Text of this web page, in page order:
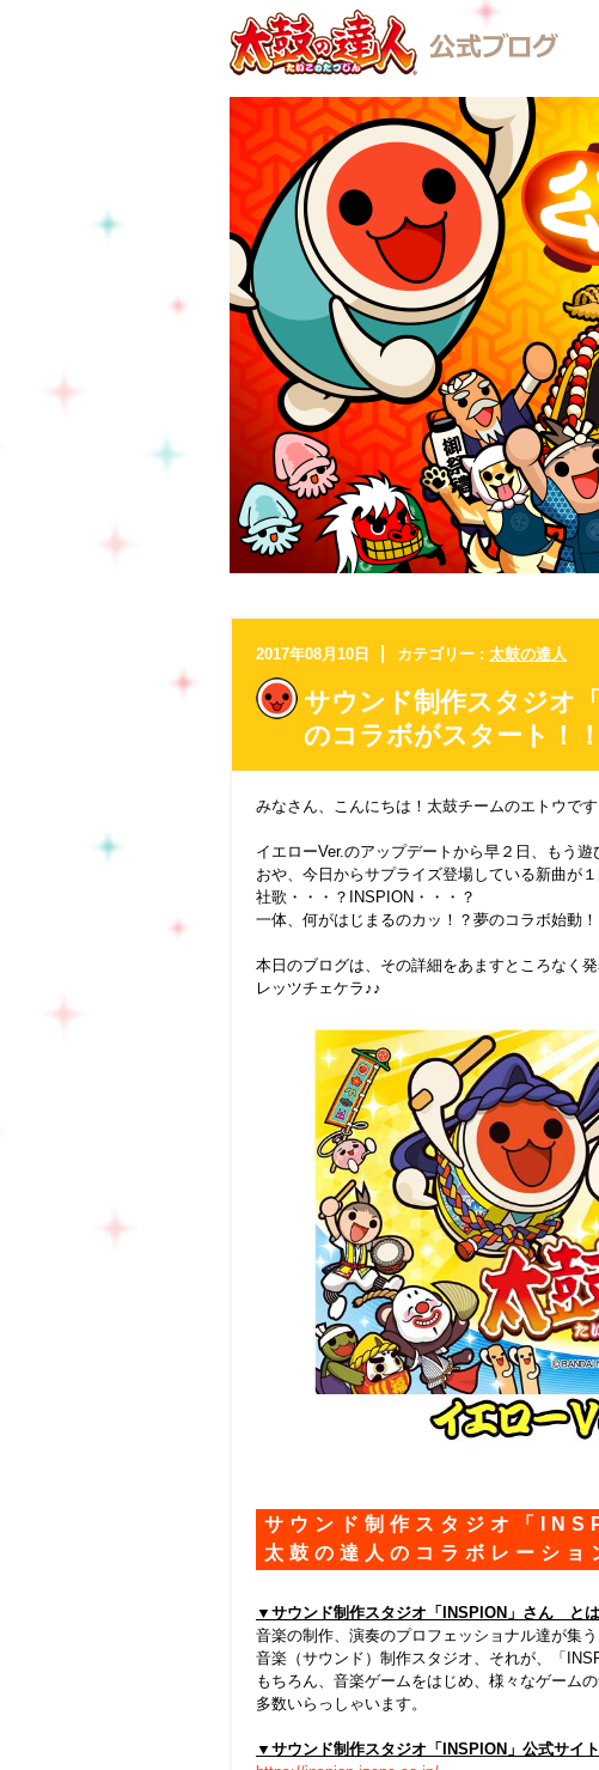
2017年08月10日 カテゴリー : 太鼓の達人
サウンド制作スタジオ
のコラボがスタート！！
みなさん、こんにちは！太鼓チームのエトウです
イエローVer.のアップデートから早２日、もう
おや、今日からサプライズ登場している新曲が
社歌・・・？INSPION・・・？
一体、何がはじまるのカッ！？夢のコラボ始動！
本日のブログは、その詳細をあますところなく
レッツチェケラ♪♪
サウンド制作スタジオ「
太鼓の達人のコラボレーショ
▼サウンド制作スタジオ「INSPION」さん とは
音楽の制作、演奏のプロフェッショナル達が集う
音楽（サウンド）制作スタジオ、それが、「
もちろん、音楽ゲームをはじめ、様々なゲーム
多数いらっしゃいます。
▼サウンド制作スタジオ「INSPION」公式サイト